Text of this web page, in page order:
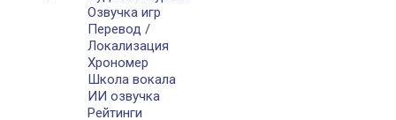
Озвучка игр
Перевод /
Локализация
Хрономер
Школа вокала
ИИ озвучка
Рейтинги